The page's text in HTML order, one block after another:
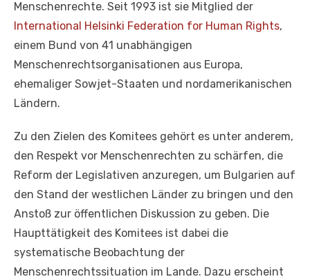
Menschenrechte. Seit 1993 ist sie Mitglied der
International Helsinki Federation for Human Rights,
einem Bund von 41 unabhängigen
Menschenrechtsorganisationen aus Europa,
ehemaliger Sowjet-Staaten und nordamerikanischen
Ländern.
Zu den Zielen des Komitees gehört es unter anderem,
den Respekt vor Menschenrechten zu schärfen, die
Reform der Legislativen anzuregen, um Bulgarien auf
den Stand der westlichen Länder zu bringen und den
Anstoß zur öffentlichen Diskussion zu geben. Die
Haupttätigkeit des Komitees ist dabei die
systematische Beobachtung der
Menschenrechtssituation im Lande. Dazu erscheint